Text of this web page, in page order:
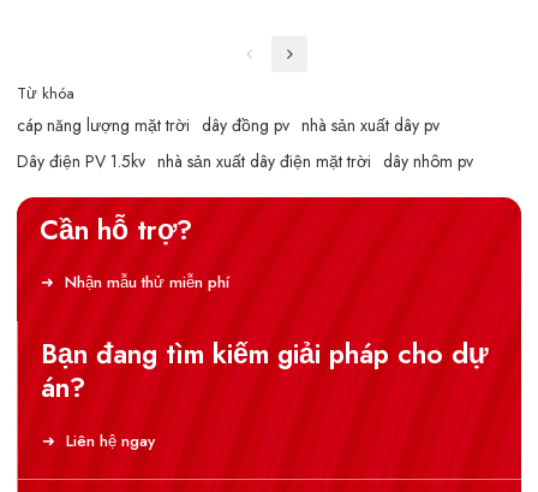
Từ khóa
cáp năng lượng mặt trời dây đồng pv nhà sản xuất dây pv
Dây điện PV 1.5kv nhà sản xuất dây điện mặt trời dây nhôm pv
Cần hỗ trợ?
Nhận mẫu thử miễn phí
Bạn đang tìm kiếm giải pháp cho dự
án?
Liên hệ ngay